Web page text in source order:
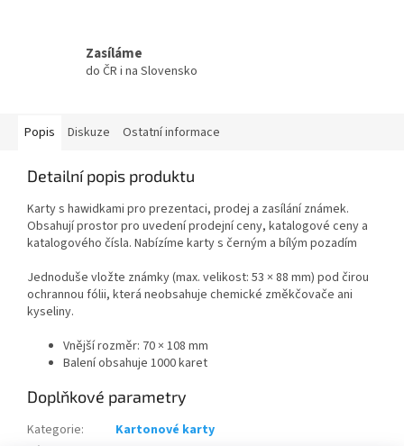
Zasíláme
do ČR i na Slovensko
Popis Diskuze Ostatní informace
Detailní popis produktu
Karty s hawidkami pro prezentaci, prodej a zasílání známek.
Obsahují prostor pro uvedení prodejní ceny, katalogové ceny a
katalogového čísla. Nabízíme karty s černým a bílým pozadím
Jednoduše vložte známky (max. velikost: 53 × 88 mm) pod čirou
ochrannou fólii, která neobsahuje chemické změkčovače ani
kyseliny.
Vnější rozměr: 70 × 108 mm
Balení obsahuje 1000 karet
Doplňkové parametry
Kategorie:
Kartonové karty